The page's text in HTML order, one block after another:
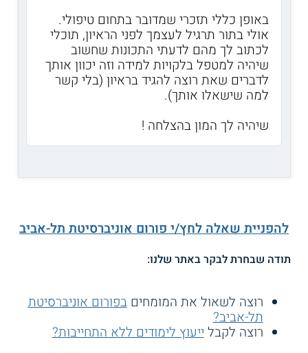
באופן כללי תזכרי שמדובר בתחום טיפולי.
אולי בתור תרגיל לעצמך לפני הראיון, תוכלי
לכתוב לך מהם לדעתי התכונות שחשוב
שיהיה למטפל בלקויות למידה וזה יכוון אותך
לדברים שאת רוצה להגיד בראיון (בלי קשר
למה שישאלו אותך).
שיהיה לך המון בהצלחה !
להפניית שאלה לחץ/י פורום אוניברסיטת תל-אביב
תודה שבחרת לבקר באתר שלנו:
רוצה לשאול את המומחיםבפורום אוניברסיטת
תל-אביב?
רוצה לקבלייעוץ לימודים ללא התחייבות?